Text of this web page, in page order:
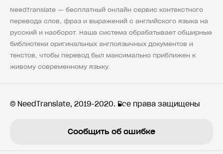
NeedTranslate — бесплатный онлайн сервис контекстного
перевода слов, фраз и выражений с английского языка на
русский и наоборот. Наша система обрабатывает обширные
библиотеки оригинальных англоязычных документов и
текстов, чтобы перевод был максимально приближен к
живому современному языку.
© NeedTranslate, 2019-2020. Все права защищены
Сообщить об ошибке